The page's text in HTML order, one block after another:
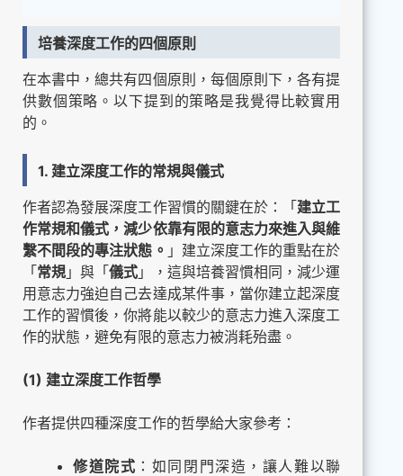
培養深度工作的四個原則
在本書中，總共有四個原則，每個原則下，各有提
供數個策略。以下提到的策略是我覺得比較實用
的。
1. 建立深度工作的常規與儀式
作者認為發展深度工作習慣的關鍵在於：「 建立工
作常規和儀式，減少依靠有限的意志力來進入與維
繫不間段的專注狀態。 」建立深度工作的重點在於
「 常規 」與「儀式 」，這與培養習慣相同，減少運
用意志力強迫自己去達成某件事，當你建立起深度
工作的習慣後，你將能以較少的意志力進入深度工
作的狀態，避免有限的意志力被消耗殆盡。
(1) 建立深度工作哲學
作者提供四種深度工作的哲學給大家參考：
修道院式 ：如同閉門深造，讓人難以聯